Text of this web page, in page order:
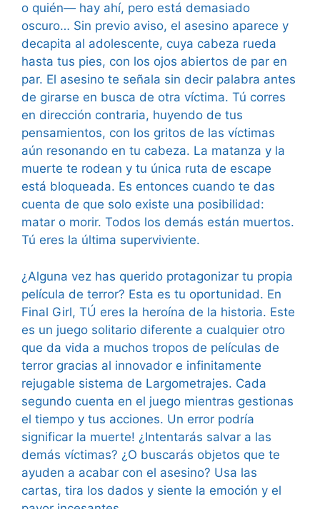
o quién— hay ahí, pero está demasiado
oscuro… Sin previo aviso, el asesino aparece y
decapita al adolescente, cuya cabeza rueda
hasta tus pies, con los ojos abiertos de par en
par. El asesino te señala sin decir palabra antes
de girarse en busca de otra víctima. Tú corres
en dirección contraria, huyendo de tus
pensamientos, con los gritos de las víctimas
aún resonando en tu cabeza. La matanza y la
muerte te rodean y tu única ruta de escape
está bloqueada. Es entonces cuando te das
cuenta de que solo existe una posibilidad:
matar o morir. Todos los demás están muertos.
Tú eres la última superviviente.
¿Alguna vez has querido protagonizar tu propia
película de terror? Esta es tu oportunidad. En
Final Girl, TÚ eres la heroína de la historia. Este
es un juego solitario diferente a cualquier otro
que da vida a muchos tropos de películas de
terror gracias al innovador e infinitamente
rejugable sistema de Largometrajes. Cada
segundo cuenta en el juego mientras gestionas
el tiempo y tus acciones. Un error podría
significar la muerte! ¿Intentarás salvar a las
demás víctimas? ¿O buscarás objetos que te
ayuden a acabar con el asesino? Usa las
cartas, tira los dados y siente la emoción y el